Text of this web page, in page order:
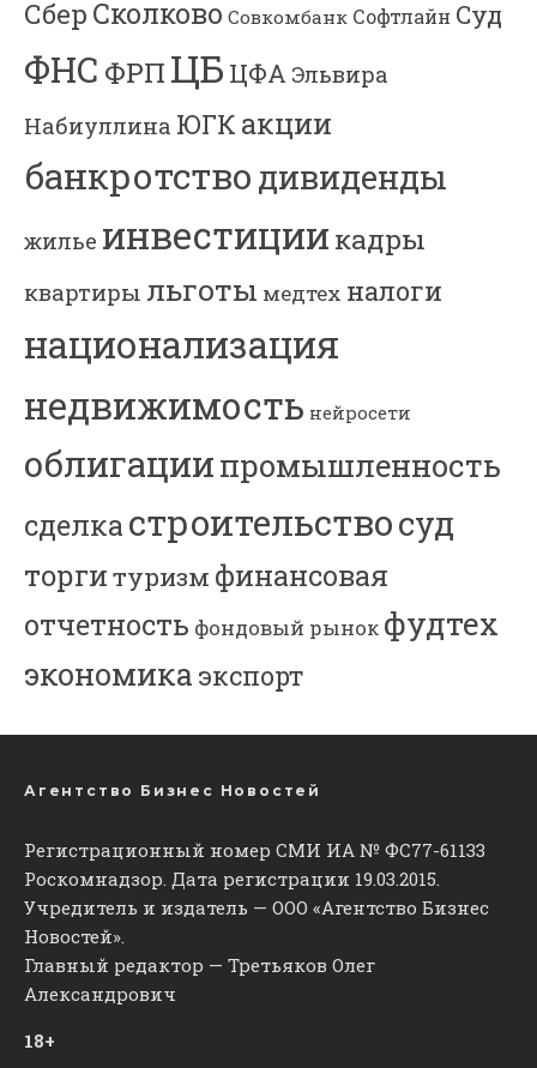
Сбер Сколково Совкомбанк Софтлайн Суд
ФНС ФРП ЦБ ЦФА Эльвира
Набиуллина ЮГК акции
банкротство дивиденды
жилье инвестиции кадры
квартиры льготы медтех налоги
национализация
недвижимость нейросети
облигациипромышленность
сделкастроительствосуд
торгитуризм финансовая
отчетность фондовый рынок фудтех
экономика экспорт
Агентство Бизнес Новостей
Регистрационный номер СМИ ИА № ФС77-61133
Роскомнадзор. Дата регистрации 19.03.2015.
Учредитель и издатель — ООО «Агентство Бизнес
Новостей».
Главный редактор — Третьяков Олег
Александрович
18+